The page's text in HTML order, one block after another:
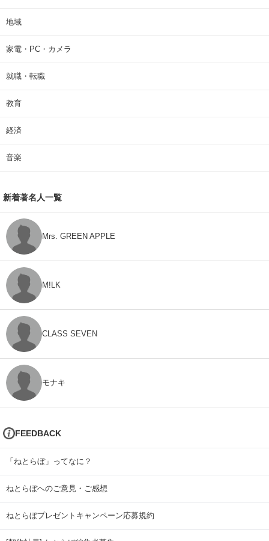
地域
家電・PC・カメラ
就職・転職
教育
経済
音楽
新着著名人一覧
Mrs. GREEN APPLE
M!LK
CLASS SEVEN
モナキ
FEEDBACK
「ねとらぼ」ってなに？
ねとらぼへのご意見・ご感想
ねとらぼプレゼントキャンペーン応募規約